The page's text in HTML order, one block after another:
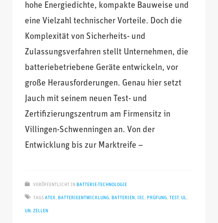
hohe Energiedichte, kompakte Bauweise und
eine Vielzahl technischer Vorteile. Doch die
Komplexität von Sicherheits- und
Zulassungsverfahren stellt Unternehmen, die
batteriebetriebene Geräte entwickeln, vor
große Herausforderungen. Genau hier setzt
Jauch mit seinem neuen Test- und
Zertifizierungszentrum am Firmensitz in
Villingen-Schwenningen an. Von der
Entwicklung bis zur Marktreife –
VERÖFFENTLICHT IN BATTERIE-TECHNOLOGIE
TAGS ATEX, BATTERIEENTWICKLUNG, BATTERIEN,IEC, PRÜFUNG,TEST, UL,
UN,ZELLEN